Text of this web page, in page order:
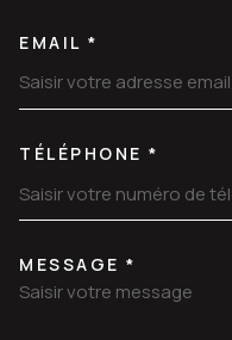
EMAIL *
TÉLÉPHONE *
MESSAGE *